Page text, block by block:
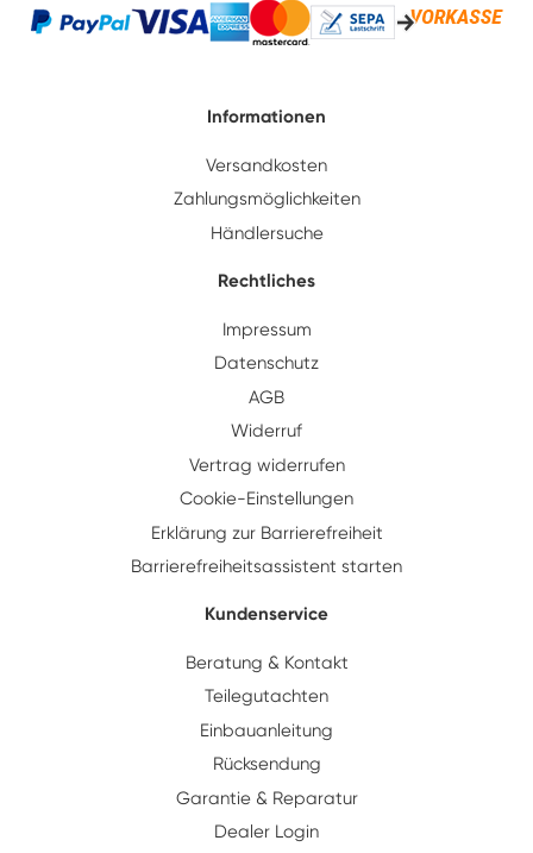
Informationen
Versandkosten
Zahlungsmöglichkeiten
Händlersuche
Rechtliches
Impressum
Datenschutz
AGB
Widerruf
Vertrag widerrufen
Cookie-Einstellungen
Erklärung zur Barrierefreiheit
Barrierefreiheitsassistent starten
Kundenservice
Beratung & Kontakt
Teilegutachten
Einbauanleitung
Rücksendung
Garantie & Reparatur
Dealer Login